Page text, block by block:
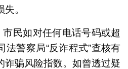
。
民如对任何电话号码或超
法警察局“反诈程式”查核有
诈骗风险指数。如曾透过疑